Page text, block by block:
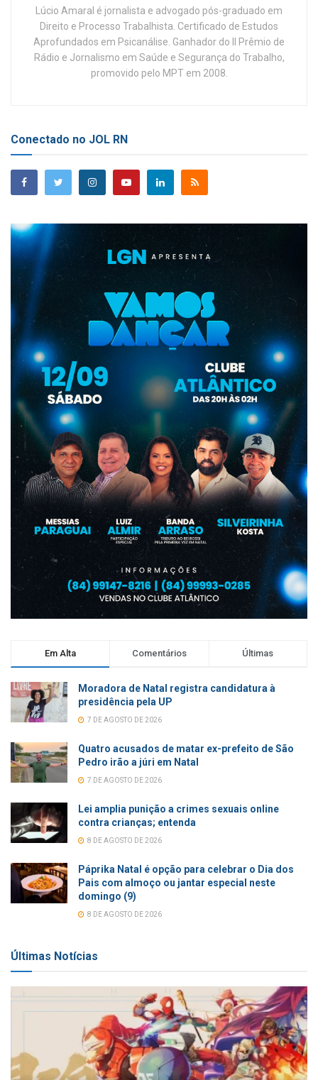
Lúcio Amaral é jornalista e advogado pós-graduado em
Direito e Processo Trabalhista. Certificado de Estudos
Aprofundados em Psicanálise. Ganhador do II Prêmio de
Rádio e Jornalismo em Saúde e Segurança do Trabalho,
promovido pelo MPT em 2008.
Conectado no JOL RN
Em Alta Comentários Últimas
Moradora de Natal registra candidatura à
presidência pela UP
7 DE AGOSTO DE 2026
Quatro acusados de matar ex-prefeito de São
Pedro irão a júri em Natal
7 DE AGOSTO DE 2026
Lei amplia punição a crimes sexuais online
contra crianças; entenda
8 DE AGOSTO DE 2026
Páprika Natal é opção para celebrar o Dia dos
Pais com almoço ou jantar especial neste
domingo (9)
8 DE AGOSTO DE 2026
Últimas Notícias